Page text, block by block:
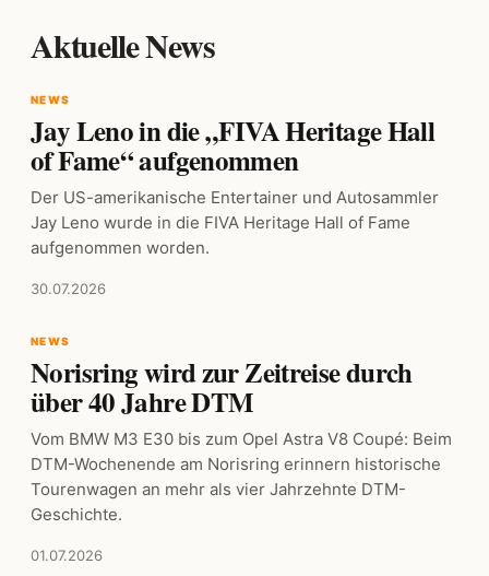
Aktuelle News
NEWS
Jay Leno in die „FIVA Heritage Hall
of Fame“ aufgenommen
Der US-amerikanische Entertainer und Autosammler
Jay Leno wurde in die FIVA Heritage Hall of Fame
aufgenommen worden.
30.07.2026
NEWS
Norisring wird zur Zeitreise durch
über 40 Jahre DTM
Vom BMW M3 E30 bis zum Opel Astra V8 Coupé: Beim
DTM-Wochenende am Norisring erinnern historische
Tourenwagen an mehr als vier Jahrzehnte DTM-
Geschichte.
01.07.2026